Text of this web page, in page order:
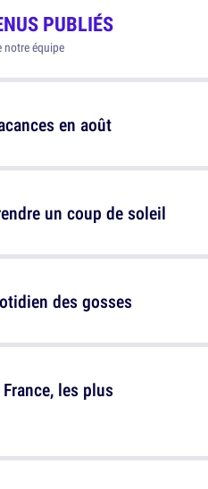
PUBLIÉS
notre équipe
en août
des gosses
un coup de soleil
les plus